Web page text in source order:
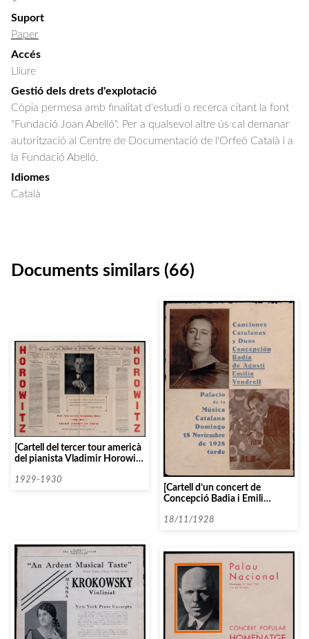
Suport
Paper
Accés
Lliure
Gestió dels drets d'explotació
Còpia permesa amb finalitat d'estudi o recerca citant la font
"Fundació Joan Abelló". Per a qualsevol altre ús cal demanar
autorització al Centre de Documentació de l'Orfeó Català i a
la Fundació Abelló.
Idiomes
Català
Documents similars (66)
[Cartell del tercer tour americà
del pianista Vladimir Horowitz,
1929-1930
[Cartell d’un concert de
Concepció Badia i Emili
Catalana]
18/11/1928